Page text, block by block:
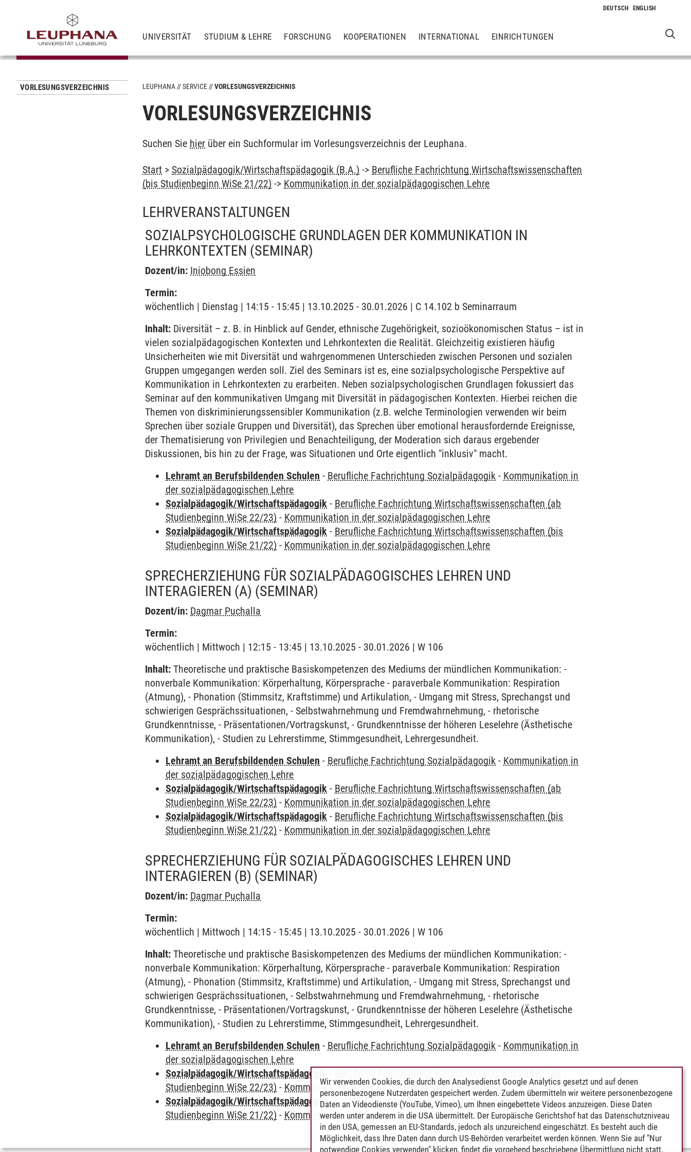
UNIVERSITÄT STUDIUM & LEHRE FORSCHUNG KOOPERATIONEN INTERNATIONAL EINRICHTUNGEN
VORLESUNGSVERZEICHNIS LEUPHANA SERVICE VORLESUNGSVERZEICHNIS
VORLESUNGSVERZEICHNIS
Suchen Sie hier über ein Suchformular im Vorlesungsverzeichnis der Leuphana.
Start > Sozialpädagogik/Wirtschaftspädagogik (B.A.) -> Berufliche Fachrichtung Wirtschaftswissenschaften
(bis Studienbeginn WiSe 21/22) -> Kommunikation in der sozialpädagogischen Lehre
LEHRVERANSTALTUNGEN
SOZIALPSYCHOLOGISCHE GRUNDLAGEN DER KOMMUNIKATION IN
LEHRKONTEXTEN (SEMINAR)
Dozent/in: Iniobong Essien
Termin:
wöchentlich | Dienstag | 14:15 - 15:45 | 13.10.2025 - 30.01.2026 | C 14.102 b Seminarraum
Inhalt: Diversität – z. B. in Hinblick auf Gender, ethnische Zugehörigkeit, sozioökonomischen Status – ist in
vielen sozialpädagogischen Kontexten und Lehrkontexten die Realität. Gleichzeitig existieren häufig
Unsicherheiten wie mit Diversität und wahrgenommenen Unterschieden zwischen Personen und sozialen
Gruppen umgegangen werden soll. Ziel des Seminars ist es, eine sozialpsychologische Perspektive auf
Kommunikation in Lehrkontexten zu erarbeiten. Neben sozialpsychologischen Grundlagen fokussiert das
Seminar auf den kommunikativen Umgang mit Diversität in pädagogischen Kontexten. Hierbei reichen die
Themen von diskriminierungssensibler Kommunikation (z.B. welche Terminologien verwenden wir beim
Sprechen über soziale Gruppen und Diversität), das Sprechen über emotional herausfordernde Ereignisse,
der Thematisierung von Privilegien und Benachteiligung, der Moderation sich daraus ergebender
Diskussionen, bis hin zu der Frage, was Situationen und Orte eigentlich "inklusiv" macht.
Lehramt an Berufsbildenden Schulen - Berufliche Fachrichtung Sozialpädagogik - Kommunikation in
der sozialpädagogischen Lehre
Sozialpädagogik/Wirtschaftspädagogik - Berufliche Fachrichtung Wirtschaftswissenschaften (ab
Studienbeginn WiSe 22/23) - Kommunikation in der sozialpädagogischen Lehre
Sozialpädagogik/Wirtschaftspädagogik - Berufliche Fachrichtung Wirtschaftswissenschaften (bis
Studienbeginn WiSe 21/22) - Kommunikation in der sozialpädagogischen Lehre
SPRECHERZIEHUNG FÜR SOZIALPÄDAGOGISCHES LEHREN UND
INTERAGIEREN (A) (SEMINAR)
Dozent/in: Dagmar Puchalla
Termin:
wöchentlich | Mittwoch | 12:15 - 13:45 | 13.10.2025 - 30.01.2026 | W 106
Inhalt: Theoretische und praktische Basiskompetenzen des Mediums der mündlichen Kommunikation: -
nonverbale Kommunikation: Körperhaltung, Körpersprache - paraverbale Kommunikation: Respiration
(Atmung), - Phonation (Stimmsitz, Kraftstimme) und Artikulation, - Umgang mit Stress, Sprechangst und
schwierigen Gesprächssituationen, - Selbstwahrnehmung und Fremdwahrnehmung, - rhetorische
Grundkenntnisse, - Präsentationen/Vortragskunst, - Grundkenntnisse der höheren Leselehre (Ästhetische
Kommunikation), - Studien zu Lehrerstimme, Stimmgesundheit, Lehrergesundheit.
Lehramt an Berufsbildenden Schulen - Berufliche Fachrichtung Sozialpädagogik - Kommunikation in
der sozialpädagogischen Lehre
Sozialpädagogik/Wirtschaftspädagogik - Berufliche Fachrichtung Wirtschaftswissenschaften (ab
Studienbeginn WiSe 22/23) - Kommunikation in der sozialpädagogischen Lehre
Sozialpädagogik/Wirtschaftspädagogik - Berufliche Fachrichtung Wirtschaftswissenschaften (bis
Studienbeginn WiSe 21/22) - Kommunikation in der sozialpädagogischen Lehre
SPRECHERZIEHUNG FÜR SOZIALPÄDAGOGISCHES LEHREN UND
INTERAGIEREN (B) (SEMINAR)
Dozent/in: Dagmar Puchalla
Termin:
wöchentlich | Mittwoch | 14:15 - 15:45 | 13.10.2025 - 30.01.2026 | W 106
Inhalt: Theoretische und praktische Basiskompetenzen des Mediums der mündlichen Kommunikation: -
nonverbale Kommunikation: Körperhaltung, Körpersprache - paraverbale Kommunikation: Respiration
(Atmung), - Phonation (Stimmsitz, Kraftstimme) und Artikulation, - Umgang mit Stress, Sprechangst und
schwierigen Gesprächssituationen, - Selbstwahrnehmung und Fremdwahrnehmung, - rhetorische
Grundkenntnisse, - Präsentationen/Vortragskunst, - Grundkenntnisse der höheren Leselehre (Ästhetische
Kommunikation), - Studien zu Lehrerstimme, Stimmgesundheit, Lehrergesundheit.
Lehramt an Berufsbildenden Schulen - Berufliche Fachrichtung Sozialpädagogik - Kommunikation in
der sozialpädagogischen Lehre
Sozialpädagogik/Wirtschaftspädagogik
Studienbeginn WiSe 22/23) - Kommunikation in der sozialpädagogischen Lehre
Sozialpädagogik/Wirtschaftspädagogik-Berufliche Fachrichtung Wirtschaftswissenschaften (bis
Studienbeginn WiSe 21/22) - Kommunikation in der sozialpädagogischen Lehre
Wir verwenden Cookies, die durch den Analysedienst Google Analytics gesetzt und auf denen
personenbezogene Nutzerdaten gespeichert werden. Zudem übermitteln wir weitere personenbezogene
Daten an Videodienste (YouTube, Vimeo), um Ihnen eingebettete Videos anzuzeigen. Diese Daten
werden unter anderem in die USA übermittelt. Der Europäische Gerichtshof hat das Datenschutzniveau
in den USA, gemessen an EU-Standards, jedoch als unzureichend eingeschätzt. Es besteht auch die
Möglichkeit, dass Ihre Daten dann durch US-Behörden verarbeitet werden können. Wenn Sie auf "Nur
notwendige Cookies verwenden" klicken, findet die vorgehend beschriebene Übermittlung nicht statt.